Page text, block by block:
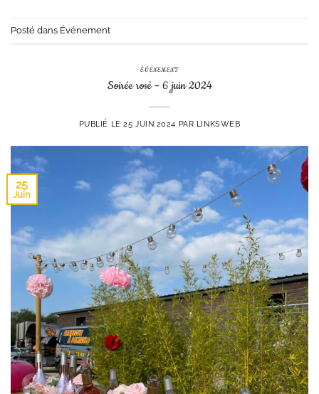
Posté dans Événement
ÉVÉNEMENT
Soirée rosé – 6 juin 2024
PUBLIÉ LE25 JUIN 2024 PAR LINKSWEB
25
Juin